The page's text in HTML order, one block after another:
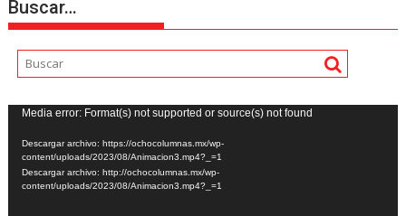
Buscar…
Reproductor
de
vídeo
Media error: Format(s) not supported or source(s) not found
Descargar archivo: https://ochocolumnas.mx/wp-
content/uploads/2023/08/Animacion3.mp4?_=1
Descargar archivo: http://ochocolumnas.mx/wp-
content/uploads/2023/08/Animacion3.mp4?_=1